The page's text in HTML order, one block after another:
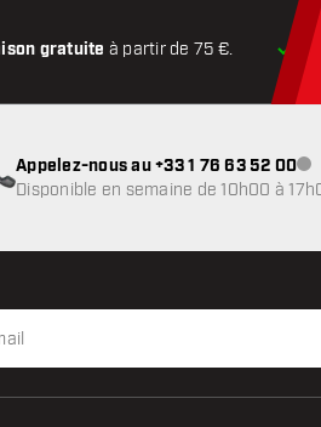
gratuite à partir de 75 €.
Appelez-nous au +33 1 76 63 52 00
Disponible en semaine de 10h00 à